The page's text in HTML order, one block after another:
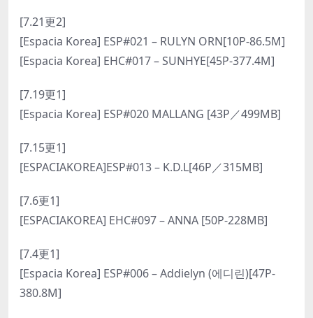
[7.21更2]
[Espacia Korea] ESP#021 – RULYN ORN[10P-86.5M]
[Espacia Korea] EHC#017 – SUNHYE[45P-377.4M]
[7.19更1]
[Espacia Korea] ESP#020 MALLANG [43P／499MB]
[7.15更1]
[ESPACIAKOREA]ESP#013 – K.D.L[46P／315MB]
[7.6更1]
[ESPACIAKOREA] EHC#097 – ANNA [50P-228MB]
[7.4更1]
[Espacia Korea] ESP#006 – Addielyn (에디린)[47P-
380.8M]